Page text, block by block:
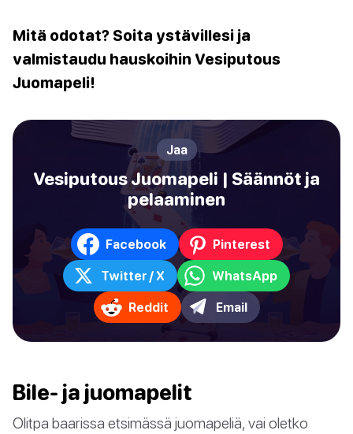
Mitä odotat? Soita ystävillesi ja
valmistaudu hauskoihin Vesiputous
Juomapeli!
Jaa
Vesiputous Juomapeli | Säännöt ja
pelaaminen
Facebook Pinterest
Twitter / X WhatsApp
Reddit Email
Bile- ja juomapelit
Olitpa baarissa etsimässä juomapeliä, vai oletko